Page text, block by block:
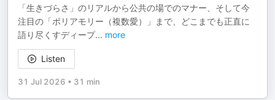
「生きづらさ」のリアルから公共の場でのマナー、そして今
注目の「ポリアモリー（複数愛）」まで、どこまでも正直に
語り尽くすディープ... more
Listen
31 Jul 2026 • 31 min